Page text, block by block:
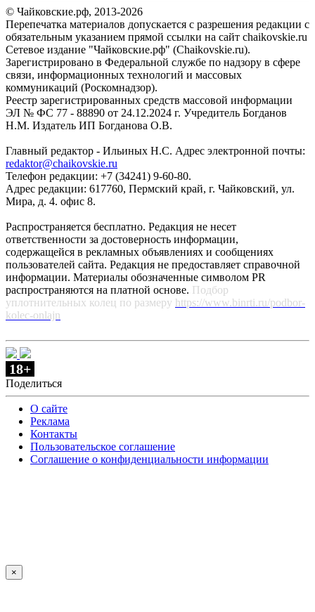
© Чайковские.рф, 2013-2026
Перепечатка материалов допускается с разрешения редакции с
обязательным указанием прямой ссылки на сайт chaikovskie.ru
Сетевое издание "Чайковские.рф" (Chaikovskie.ru).
Зарегистрировано в Федеральной службе по надзору в сфере
связи, информационных технологий и массовых
коммуникаций (Роскомнадзор).
Реестр зарегистрированных средств массовой информации
ЭЛ № ФС 77 - 88890 от 24.12.2024 г. Учредитель Богданов
Н.М. Издатель ИП Богданова О.В.
Главный редактор - Ильиных Н.С. Адрес электронной почты:
redaktor@chaikovskie.ru
Телефон редакции: +7 (34241) 9-60-80.
Адрес редакции: 617760, Пермский край, г. Чайковский, ул.
Мира, д. 4. офис 8.
Распространяется бесплатно. Редакция не несет
ответственности за достоверность информации,
содержащейся в рекламных объявлениях и сообщениях
пользователей сайта. Редакция не предоставляет справочной
информации. Материалы обозначенные символом PR
распространяются на платной основе. Подбор
уплотнительных колец по размеру https://www.binrti.ru/podbor-
kolec-onlajn
18+
Поделиться
О сайте
Реклама
Контакты
Пользовательское соглашение
Соглашение о конфиденциальности информации
×